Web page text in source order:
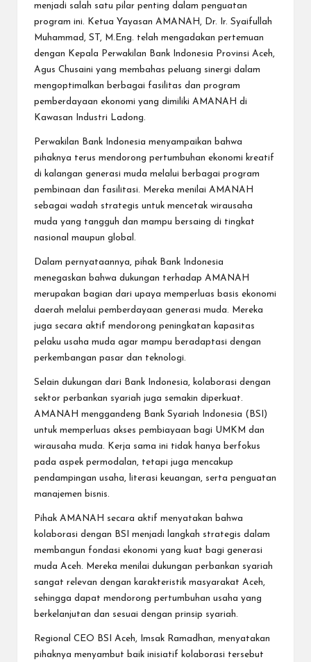
menjadi salah satu pilar penting dalam penguatan
program ini. Ketua Yayasan AMANAH, Dr. Ir. Syaifullah
Muhammad, ST, M.Eng. telah mengadakan pertemuan
dengan Kepala Perwakilan Bank Indonesia Provinsi Aceh,
Agus Chusaini yang membahas peluang sinergi dalam
mengoptimalkan berbagai fasilitas dan program
pemberdayaan ekonomi yang dimiliki AMANAH di
Kawasan Industri Ladong.
Perwakilan Bank Indonesia menyampaikan bahwa
pihaknya terus mendorong pertumbuhan ekonomi kreatif
di kalangan generasi muda melalui berbagai program
pembinaan dan fasilitasi. Mereka menilai AMANAH
sebagai wadah strategis untuk mencetak wirausaha
muda yang tangguh dan mampu bersaing di tingkat
nasional maupun global.
Dalam pernyataannya, pihak Bank Indonesia
menegaskan bahwa dukungan terhadap AMANAH
merupakan bagian dari upaya memperluas basis ekonomi
daerah melalui pemberdayaan generasi muda. Mereka
juga secara aktif mendorong peningkatan kapasitas
pelaku usaha muda agar mampu beradaptasi dengan
perkembangan pasar dan teknologi.
Selain dukungan dari Bank Indonesia, kolaborasi dengan
sektor perbankan syariah juga semakin diperkuat.
AMANAH menggandeng Bank Syariah Indonesia (BSI)
untuk memperluas akses pembiayaan bagi UMKM dan
wirausaha muda. Kerja sama ini tidak hanya berfokus
pada aspek permodalan, tetapi juga mencakup
pendampingan usaha, literasi keuangan, serta penguatan
manajemen bisnis.
Pihak AMANAH secara aktif menyatakan bahwa
kolaborasi dengan BSI menjadi langkah strategis dalam
membangun fondasi ekonomi yang kuat bagi generasi
muda Aceh. Mereka menilai dukungan perbankan syariah
sangat relevan dengan karakteristik masyarakat Aceh,
sehingga dapat mendorong pertumbuhan usaha yang
berkelanjutan dan sesuai dengan prinsip syariah.
Regional CEO BSI Aceh, Imsak Ramadhan, menyatakan
pihaknya menyambut baik inisiatif kolaborasi tersebut